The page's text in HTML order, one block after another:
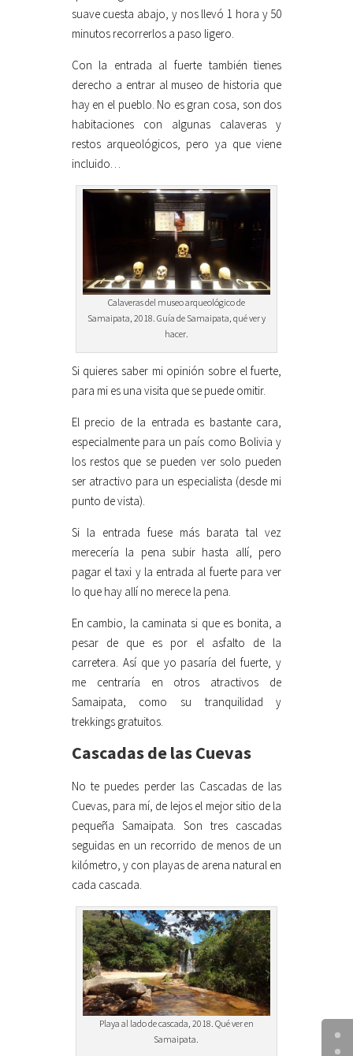
suave cuesta abajo, y nos llevó 1 hora y 50
minutos recorrerlos a paso ligero.
Con la entrada al fuerte también tienes
derecho a entrar al museo de historia que
hay en el pueblo. No es gran cosa, son dos
habitaciones con algunas calaveras y
restos arqueológicos, pero ya que viene
incluido…
Calaveras del museo arqueológico de
Samaipata, 2018. Guía de Samaipata, qué ver y
hacer.
Si quieres saber mi opinión sobre el fuerte,
para mi es una visita que se puede omitir.
El precio de la entrada es bastante cara,
especialmente para un país como Bolivia y
los restos que se pueden ver solo pueden
ser atractivo para un especialista (desde mi
punto de vista).
Si la entrada fuese más barata tal vez
merecería la pena subir hasta allí, pero
pagar el taxi y la entrada al fuerte para ver
lo que hay allí no merece la pena.
En cambio, la caminata si que es bonita, a
pesar de que es por el asfalto de la
carretera. Así que yo pasaría del fuerte, y
me centraría en otros atractivos de
Samaipata, como su tranquilidad y
trekkings gratuitos.
Cascadas de las Cuevas
No te puedes perder las Cascadas de las
Cuevas, para mí, de lejos el mejor sitio de la
pequeña Samaipata. Son tres cascadas
seguidas en un recorrido de menos de un
kilómetro, y con playas de arena natural en
cada cascada.
Playa al lado de cascada, 2018. Qué ver en
Samaipata.